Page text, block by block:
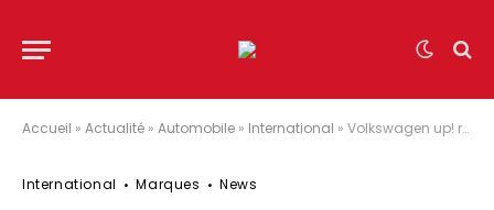
Accueil » Actualité » Automobile » International » Volkswagen up! receives “Wertmeister 2019” award
International Marques News